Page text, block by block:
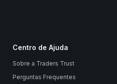
Centro de Ajuda
Sobre a Traders Trust
Perguntas Frequentes